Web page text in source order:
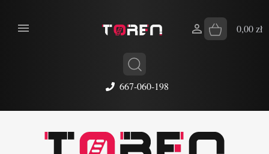
667-060-198
 0,00 zł
